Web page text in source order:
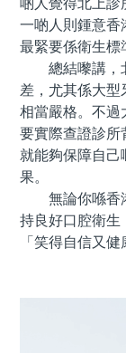
啲人覺得北上診
一啲人則鍾意香
最緊要係衛生標
總結嚟講，北
差，尤其係大型
相當嚴格。不過
要實際查證診所
就能夠保障自己
果。
無論你喺香港
持良好口腔衛生
「笑得自信又健